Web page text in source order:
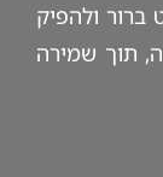
ברור ולהפיק
תוך שמירה